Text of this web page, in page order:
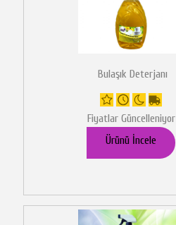
Bulaşık Deterjanı
Fiyatlar Güncelleniyor
Ürünü İncele